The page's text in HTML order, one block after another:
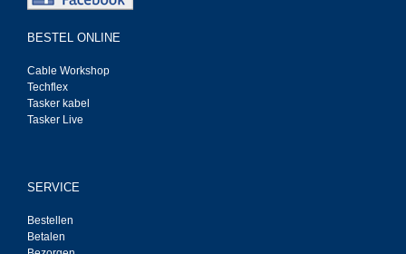
BESTEL ONLINE
Cable Workshop
Techflex
Tasker kabel
Tasker Live
SERVICE
Bestellen
Betalen